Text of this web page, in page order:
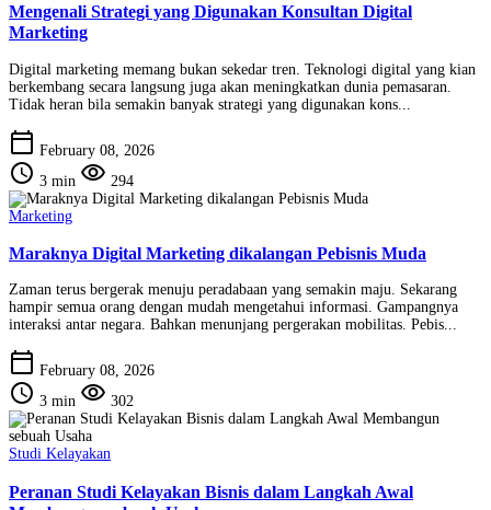
Mengenali Strategi yang Digunakan Konsultan Digital
Marketing
Digital marketing memang bukan sekedar tren. Teknologi digital yang kian
berkembang secara langsung juga akan meningkatkan dunia pemasaran.
Tidak heran bila semakin banyak strategi yang digunakan kons...
calendar_today February 08, 2026
schedule 3 min visibility 294
Marketing
Maraknya Digital Marketing dikalangan Pebisnis Muda
Zaman terus bergerak menuju peradabaan yang semakin maju. Sekarang
hampir semua orang dengan mudah mengetahui informasi. Gampangnya
interaksi antar negara. Bahkan menunjang pergerakan mobilitas. Pebis...
calendar_today February 08, 2026
schedule 3 min visibility 302
Studi Kelayakan
Peranan Studi Kelayakan Bisnis dalam Langkah Awal